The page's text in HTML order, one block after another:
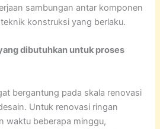
sambungan antar komponen
konstruksi yang berlaku.
dibutuhkan untuk proses
bergantung pada skala renovasi
Untuk renovasi ringan
waktu beberapa minggu,